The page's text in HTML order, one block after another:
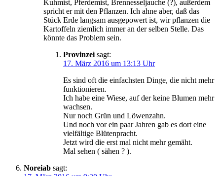
Kuhmist, Pferdemist, Brennesseljauche (?), außerdem
spricht er mit den Pflanzen. Ich ahne aber, daß das
Stück Erde langsam ausgepowert ist, wir pflanzen die
Kartoffeln ziemlich immer an der selben Stelle. Das
könnte das Problem sein.
Provinzei sagt:
17. März 2016 um 13:13 Uhr
Es sind oft die einfachsten Dinge, die nicht mehr
funktionieren.
Ich habe eine Wiese, auf der keine Blumen mehr
wachsen.
Nur noch Grün und Löwenzahn.
Und noch vor ein paar Jahren gab es dort eine
vielfältige Blütenpracht.
Jetzt wird die erst mal nicht mehr gemäht.
Mal sehen ( sähen ? ).
Noreiab sagt: